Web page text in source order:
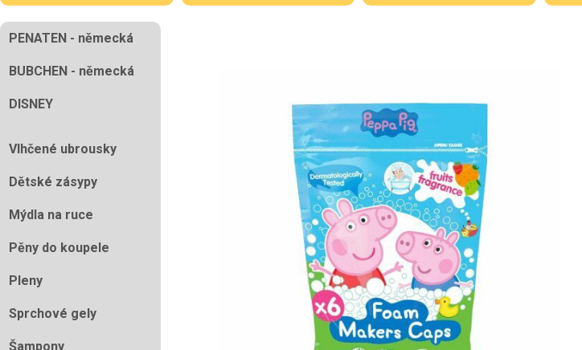
PENATEN - německá
BUBCHEN - německá
DISNEY
Vlhčené ubrousky
Dětské zásypy
Mýdla na ruce
Pěny do koupele
Pleny
Sprchové gely
Šampony